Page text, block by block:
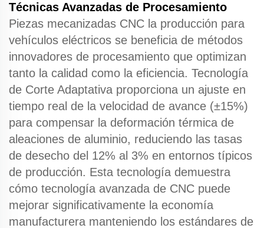
Técnicas Avanzadas de Procesamiento
Piezas mecanizadas CNC la producción para
vehículos eléctricos se beneficia de métodos
innovadores de procesamiento que optimizan
tanto la calidad como la eficiencia. Tecnología
de Corte Adaptativa proporciona un ajuste en
tiempo real de la velocidad de avance (±15%)
para compensar la deformación térmica de
aleaciones de aluminio, reduciendo las tasas
de desecho del 12% al 3% en entornos típicos
de producción. Esta tecnología demuestra
cómo tecnología avanzada de CNC puede
mejorar significativamente la economía
manufacturera manteniendo los estándares de